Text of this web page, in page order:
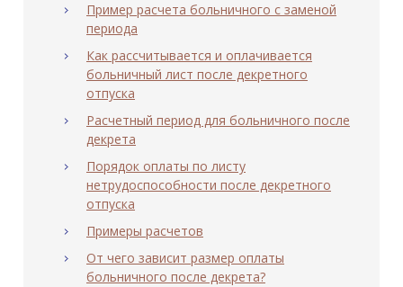
Пример расчета больничного с заменой
периода
Как рассчитывается и оплачивается
больничный лист после декретного
отпуска
Расчетный период для больничного после
декрета
Порядок оплаты по листу
нетрудоспособности после декретного
отпуска
Примеры расчетов
От чего зависит размер оплаты
больничного после декрета?